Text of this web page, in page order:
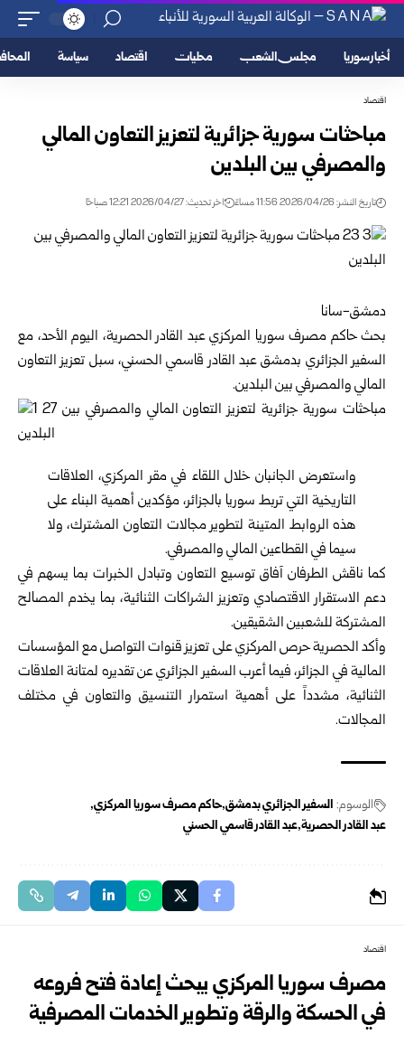
أخبار سوريا مجلس الشعب محليات اقتصاد سياسة
اقتصاد
مباحثات سورية جزائرية لتعزيز التعاون المالي
والمصرفي بين البلدين
تاريخ النشر: 2026/04/26 11:56 مساءً اخر تحديث: 2026/04/27 12:21 صباحًا
دمشق-سانا
بحثحاكم مصرف سوريا المركزيعبد القادر الحصرية، اليوم الأحد، مع
السفير الجزائري بدمشق عبد القادر قاسمي الحسني، سبل تعزيز التعاون
المالي والمصرفي بين البلدين.
واستعرض الجانبان خلال اللقاء في مقر المركزي، العلاقات
التاريخية التي تربط سوريا بالجزائر، مؤكدين أهمية البناء على
هذه الروابط المتينة لتطوير مجالات التعاون المشترك، ولا
سيما في القطاعين المالي والمصرفي.
كما ناقش الطرفان آفاق توسيع التعاون وتبادل الخبرات بما يسهم في
دعم الاستقرار الاقتصادي وتعزيز الشراكات الثنائية، بما يخدم المصالح
المشتركة للشعبين الشقيقين.
وأكد الحصرية حرص المركزي على تعزيز قنوات التواصل مع المؤسسات
المالية في الجزائر، فيما أعرب السفير الجزائري عن تقديره لمتانة العلاقات
الثنائية، مشدداً على أهمية استمرار التنسيق والتعاون في مختلف
المجالات.
الوسوم: السفير الجزائري بدمشق حاكم مصرف سوريا المركزي
عبد القادر الحصرية عبد القادر قاسمي الحسني
اقتصاد
مصرف سوريا المركزي يبحث إعادة فتح فروعه
في الحسكة والرقة وتطوير الخدمات المصرفية